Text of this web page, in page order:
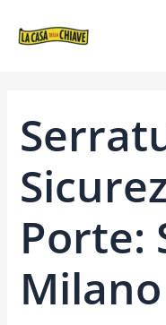
Porte:
Milano
ARTICOLI